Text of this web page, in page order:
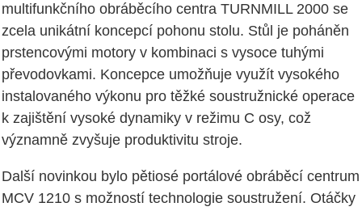
multifunkčního obráběcího centra TURNMILL 2000 se
zcela unikátní koncepcí pohonu stolu. Stůl je poháněn
prstencovými motory v kombinaci s vysoce tuhými
převodovkami. Koncepce umožňuje využít vysokého
instalovaného výkonu pro těžké soustružnické operace
k zajištění vysoké dynamiky v režimu C osy, což
významně zvyšuje produktivitu stroje.
Další novinkou bylo pětiosé portálové obráběcí centrum
MCV 1210 s možností technologie soustružení. Otáčky